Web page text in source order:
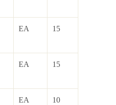
EA 15
EA 15
EA 10